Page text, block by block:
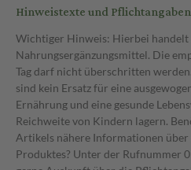
Hinweistexte und Pflichtangaben
Wichtiger Hinweis: Hierbei handelt
Nahrungsergänzungsmittel. Die
Tag darf nicht überschritten
sind kein Ersatz für eine
Ernährung und eine gesunde
Reichweite von Kindern lagern.
Artikels nähere Informationen über
Produktes? Unter der Rufnummer